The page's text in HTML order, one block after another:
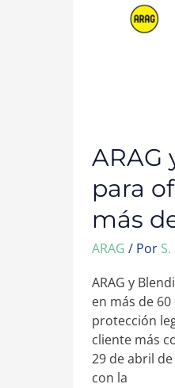
ARAG
para
más
ARAG / Por
ARAG y
en más de
protección
cliente más
29 de abril
con la
EN